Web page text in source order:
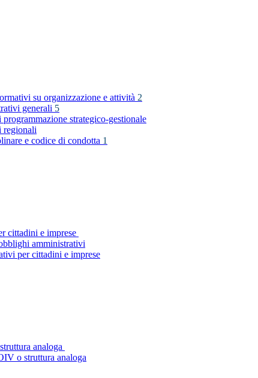
su organizzazione e attività 2
generali 5
strategico-gestionale
regionali
e codice di condotta 1
cittadini e imprese
amministrativi
per cittadini e imprese
analoga
o struttura analoga